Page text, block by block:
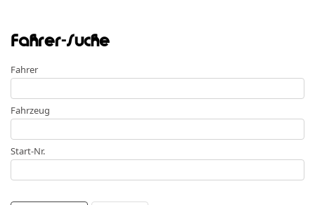
Fahrer-Suche
Fahrer
Fahrzeug
Start-Nr.